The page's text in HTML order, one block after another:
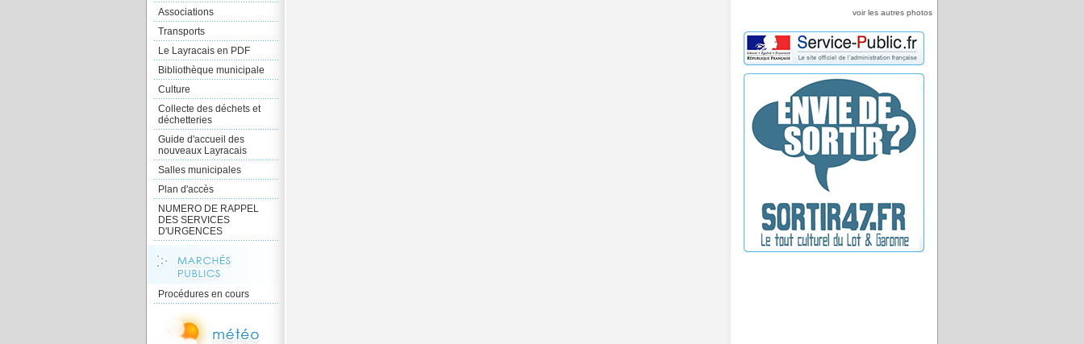
Associations
Transports
Le Layracais en PDF
Bibliothèque municipale
Culture
Collecte des déchets et
déchetteries
Guide d'accueil des
nouveaux Layracais
Salles municipales
Plan d'accès
NUMERO DE RAPPEL
DES SERVICES
D'URGENCES
Procédures en cours
voir les autres photos